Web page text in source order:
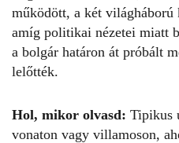
működött, a két világháború
amíg politikai nézetei miatt
a bolgár határon át próbált
lelőtték.
Hol, mikor olvasd: Tipikus
vonaton vagy villamoson,